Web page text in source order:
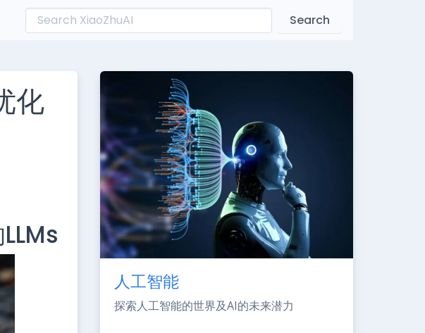
Search
化
人工智能
探索人工智能的世界及AI的未来潜力